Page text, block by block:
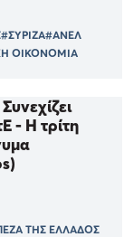
#ΣΥΡΙΖΑ#ΑΝΕΛ
ΟΙΚΟΝΟΜΙΑ
- Η τρίτη
ΤΗΣ ΕΛΛΑΔΟΣ